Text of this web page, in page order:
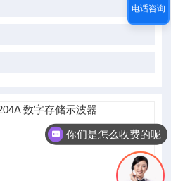
你们是怎么收费的呢
电话咨询